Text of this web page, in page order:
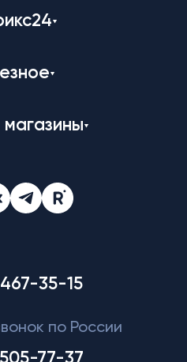
467-35-15
по России